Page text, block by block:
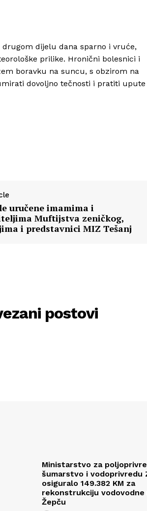
dijelu dana sparno i vruće,
prilike. Hronični bolesnici i
boravku na suncu, s obzirom na
dovoljno tečnosti i pratiti upute
uručene imamima i
Muftijstva zeničkog,
i predstavnici MIZ Tešanj
postovi
Ministarstvo za
šumarstvo i vodoprivredu
osiguralo 149.382 KM za
rekonstrukciju vodovodne
Žepču